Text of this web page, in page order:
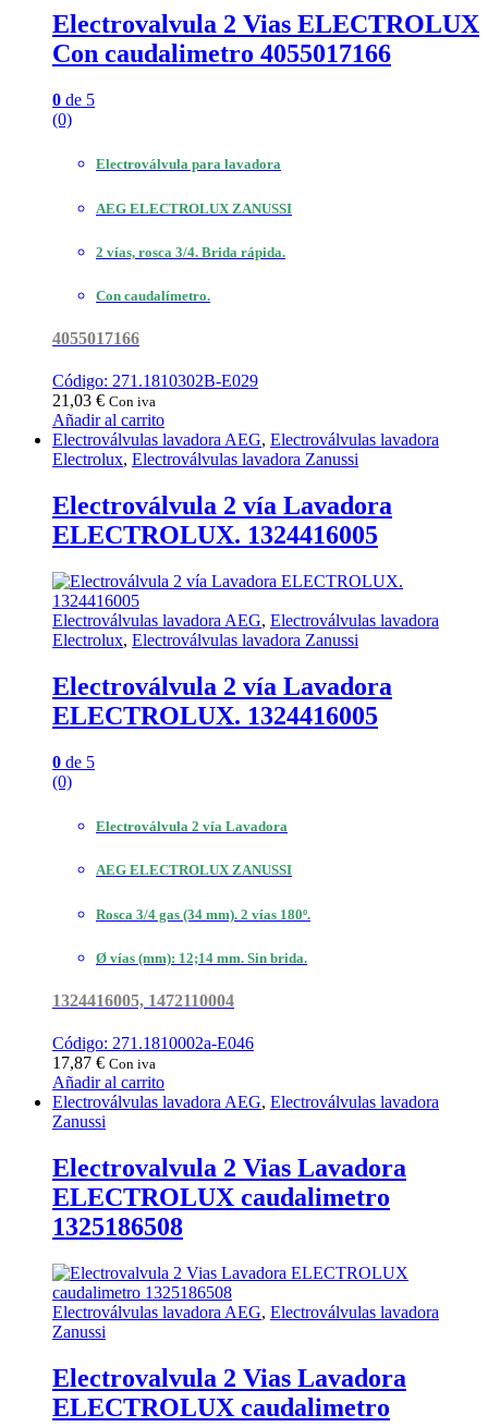
Electrovalvula 2 Vias ELECTROLUX
Con caudalimetro 4055017166
0 de 5
(0)
Electroválvula para lavadora
AEG ELECTROLUX ZANUSSI
2 vías, rosca 3/4. Brida rápida.
Con caudalímetro.
4055017166
Código: 271.1810302B-E029
21,03 € Con iva
Añadir al carrito
Electroválvulas lavadora AEG, Electroválvulas lavadora
Electrolux, Electroválvulas lavadora Zanussi
Electroválvula 2 vía Lavadora
ELECTROLUX. 1324416005
Electroválvulas lavadora AEG, Electroválvulas lavadora
Electrolux, Electroválvulas lavadora Zanussi
Electroválvula 2 vía Lavadora
ELECTROLUX. 1324416005
0 de 5
(0)
Electroválvula 2 vía Lavadora
AEG ELECTROLUX ZANUSSI
Rosca 3/4 gas (34 mm). 2 vías 180º.
Ø vías (mm): 12;14 mm. Sin brida.
1324416005, 1472110004
Código: 271.1810002a-E046
17,87 € Con iva
Añadir al carrito
Electroválvulas lavadora AEG, Electroválvulas lavadora
Zanussi
Electrovalvula 2 Vias Lavadora
ELECTROLUX caudalimetro
1325186508
Electroválvulas lavadora AEG, Electroválvulas lavadora
Zanussi
Electrovalvula 2 Vias Lavadora
ELECTROLUX caudalimetro